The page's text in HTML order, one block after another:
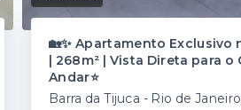
🏡✨ Apartamento Exclusivo
| 268m² | Vista Direta para o
Andar⭐
Barra da Tijuca - Rio de